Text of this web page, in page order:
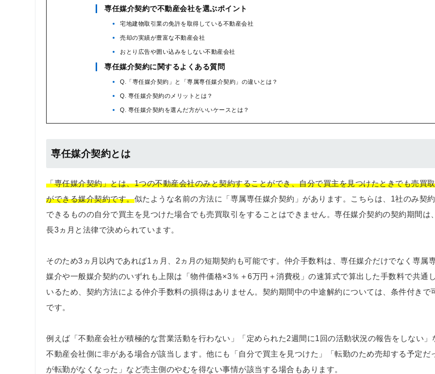
専任媒介契約で不動産会社を選ぶポイント
宅地建物取引業の免許を取得している不動産会社
売却の実績が豊富な不動産会社
おとり広告や囲い込みをしない不動産会社
専任媒介契約に関するよくある質問
Q.「専任媒介契約」と「専属専任媒介契約」の違いとは？
Q. 専任媒介契約のメリットとは？
Q. 専任媒介契約を選んだ方がいいケースとは？
専任媒介契約とは
「専任媒介契約」とは、1つの不動産会社のみと契約することができ、自分で買主を見つけたときでも売買
ができる媒介契約です。似たような名前の方法に「専属専任媒介契約」があります。こちらは、1社のみ契
できるものの自分で買主を見つけた場合でも売買取引をすることはできません。専任媒介契約の契約期間は
長3ヵ月と法律で決められています。
そのため3ヵ月以内であれば1ヵ月、2ヵ月の短期契約も可能です。仲介手数料は、専任媒介だけでなく専属
媒介や一般媒介契約のいずれも上限は「物件価格×3％＋6万円＋消費税」の速算式で算出した手数料で共通
いるため、契約方法による仲介手数料の損得はありません。契約期間中の中途解約については、条件付きで
です。
例えば「不動産会社が積極的な営業活動を行わない」「定められた2週間に1回の活動状況の報告をしない」
不動産会社側に非がある場合が該当します。他にも「自分で買主を見つけた」「転勤のため売却する予定だ
が転勤がなくなった」など売主側のやむを得ない事情が該当する場合もあります。